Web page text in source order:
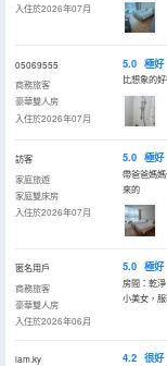
入住於2026年07月
05069555
商務旅客
豪華雙人房
入住於2026年07月
5.0 極好
比想象的
訪客
家庭旅遊
家庭雙床房
入住於2026年07月
5.0 極好
帶爸爸媽
來的
匿名用戶
商務旅客
豪華雙人房
入住於2026年06月
5.0 極好
房間：乾
小美女，
lam.ky
4.2 很好